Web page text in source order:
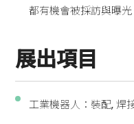
都有機會被採訪與曝光
展出項目
工業機器人：裝配, 焊